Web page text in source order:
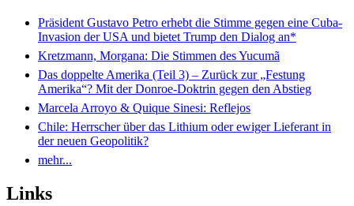
Präsident Gustavo Petro erhebt die Stimme gegen eine Cuba-
Invasion der USA und bietet Trump den Dialog an*
Kretzmann, Morgana: Die Stimmen des Yucumã
Das doppelte Amerika (Teil 3) – Zurück zur „Festung
Amerika“? Mit der Donroe-Doktrin gegen den Abstieg
Marcela Arroyo & Quique Sinesi: Reflejos
Chile: Herrscher über das Lithium oder ewiger Lieferant in
der neuen Geopolitik?
mehr...
Links